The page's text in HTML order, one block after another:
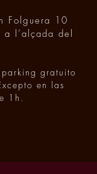
Folguera 10
l’alçada del
parking gratuito
en las
1h.